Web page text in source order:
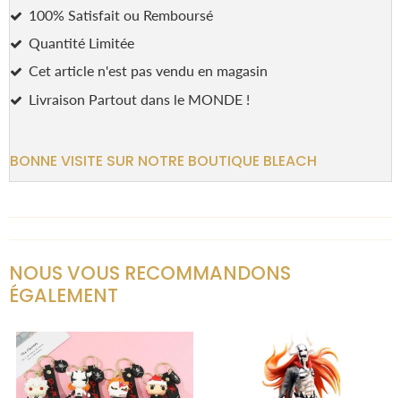
100% Satisfait ou Remboursé
Quantité Limitée
Cet article n'est pas vendu en magasin
Livraison Partout dans le MONDE !
BONNE VISITE SUR NOTRE BOUTIQUE BLEACH
NOUS VOUS RECOMMANDONS
ÉGALEMENT